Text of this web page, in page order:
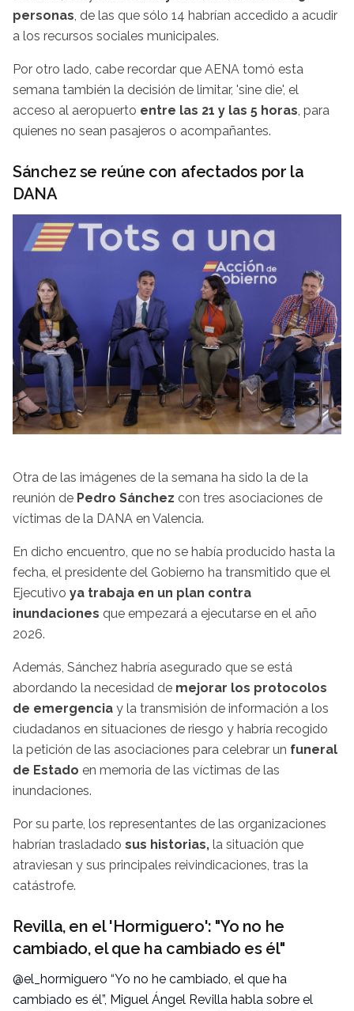
personas , de las que sólo 14 habrían accedido a acudir
a los recursos sociales municipales.
Por otro lado, cabe recordar que AENA tomó esta
semana también la decisión de limitar, 'sine die', el
acceso al aeropuerto entre las 21 y las 5 horas , para
quienes no sean pasajeros o acompañantes.
Sánchez se reúne con afectados por la
DANA
Otra de las imágenes de la semana ha sido la de la
reunión de Pedro Sánchez con tres asociaciones de
víctimas de la DANA en Valencia.
En dicho encuentro, que no se había producido hasta la
fecha, el presidente del Gobierno ha transmitido que el
Ejecutivo ya trabaja en un plan contra
inundaciones que empezará a ejecutarse en el año
2026.
Además, Sánchez habría asegurado que se está
abordando la necesidad de mejorar los protocolos
de emergencia y la transmisión de información a los
ciudadanos en situaciones de riesgo y habría recogido
la petición de las asociaciones para celebrar un funeral
de Estado en memoria de las víctimas de las
inundaciones.
Por su parte, los representantes de las organizaciones
habrían trasladado sus historias, la situación que
atraviesan y sus principales reivindicaciones, tras la
catástrofe.
Revilla, en el 'Hormiguero': "Yo no he
cambiado, el que ha cambiado es él"
@el_hormiguero “Yo no he cambiado, el que ha
cambiado es él”, Miguel Ángel Revilla habla sobre el